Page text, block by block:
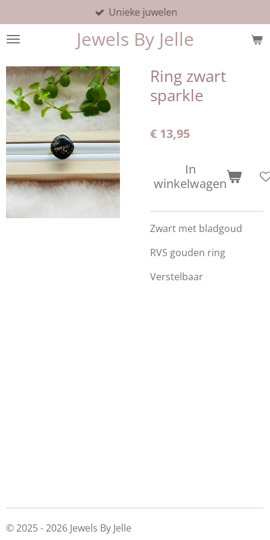
direct
naar
hoofdinhoud
Jewels By Jelle
Unieke juwelen
Ring zwart
sparkle
€ 13,95
In
winkelwagen
Zwart met bladgoud
RVS gouden ring
Verstelbaar
© 2025 - 2026 Jewels By Jelle